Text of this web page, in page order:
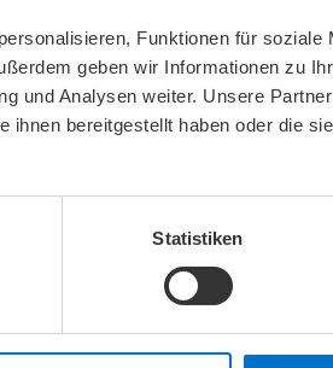
Funktionen für soziale
geben wir Informationen zu
und Analysen weiter. Unsere
bereitgestellt haben oder die
Statistiken
zu
Kleidungsstücke mit
Vermeiden Sie den
Material der Strümpfe
Richtlinien für die
Langlebigkeit und